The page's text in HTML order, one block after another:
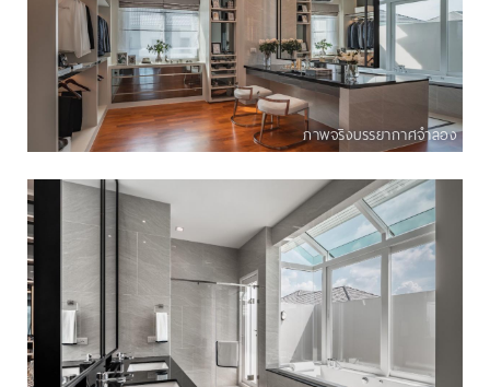
ภาพจริงบรรยากาศจำลอง